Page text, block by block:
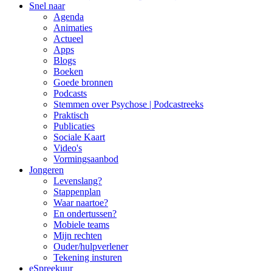
Snel naar
Agenda
Animaties
Actueel
Apps
Blogs
Boeken
Goede bronnen
Podcasts
Stemmen over Psychose | Podcastreeks
Praktisch
Publicaties
Sociale Kaart
Video's
Vormingsaanbod
Jongeren
Levenslang?
Stappenplan
Waar naartoe?
En ondertussen?
Mobiele teams
Mijn rechten
Ouder/hulpverlener
Tekening insturen
eSpreekuur